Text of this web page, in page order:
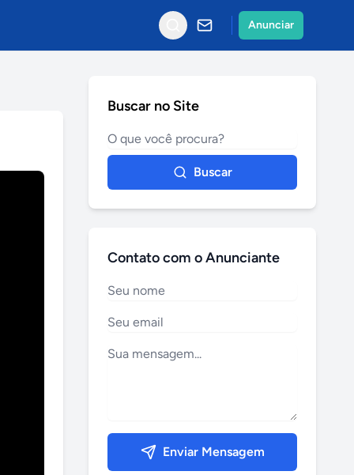
Anunciar
Buscar no Site
Buscar
Contato com o Anunciante
Enviar Mensagem